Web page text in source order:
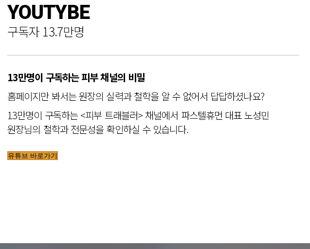
YOUTYBE
구독자 13.7만명
13만명이 구독하는 피부 채널의 비밀
홈페이지만 봐서는 원장의 실력과 철학을 알 수 없어서 답답하셨나요?
13만명이 구독하는 <피부 트래블러> 채널에서 파스텔휴먼 대표 노성민
원장님의 철학과 전문성을 확인하실 수 있습니다.
유튜브 바로가기